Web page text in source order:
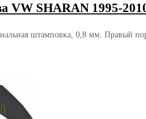
VW SHARAN 1995-
штамповка, 0,8 мм. Правый